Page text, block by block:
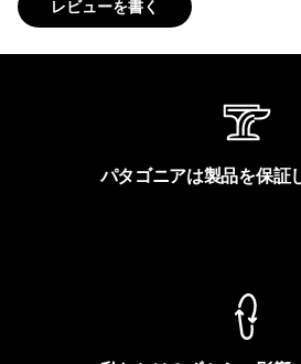
レビューを書く
パタゴニアは製品を保証